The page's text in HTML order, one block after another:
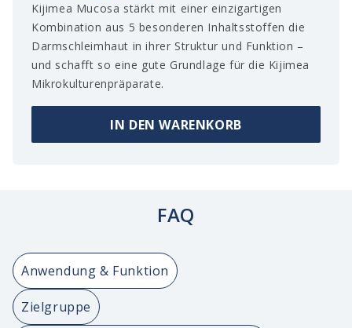
Kijimea Mucosa stärkt mit einer einzigartigen
Kombination aus 5 besonderen Inhaltsstoffen die
Darmschleimhaut in ihrer Struktur und Funktion –
und schafft so eine gute Grundlage für die Kijimea
Mikrokulturenpräparate.
IN DEN WARENKORB
FAQ
Anwendung & Funktion
Zielgruppe